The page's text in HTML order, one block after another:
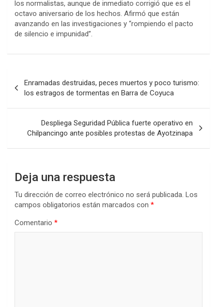
los normalistas, aunque de inmediato corrigió que es el
octavo aniversario de los hechos. Afirmó que están
avanzando en las investigaciones y “rompiendo el pacto
de silencio e impunidad”.
de
entradas
Enramadas destruidas, peces muertos y poco turismo:
los estragos de tormentas en Barra de Coyuca
Despliega Seguridad Pública fuerte operativo en
Chilpancingo ante posibles protestas de Ayotzinapa
Deja una respuesta
Tu dirección de correo electrónico no será publicada. Los
campos obligatorios están marcados con *
Comentario *